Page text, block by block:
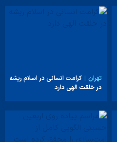
تهران
کرامت انسانی در اسلام ریشه
در خلقت الهی دارد